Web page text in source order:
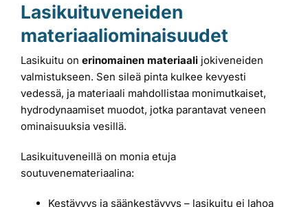
Lasikuituveneiden
materiaaliominaisuudet
Lasikuitu on erinomainen materiaali jokiveneiden
valmistukseen. Sen sileä pinta kulkee kevyesti
vedessä, ja materiaali mahdollistaa monimutkaiset,
hydrodynaamiset muodot, jotka parantavat veneen
ominaisuuksia vesillä.
Lasikuituveneillä on monia etuja
soutuvenemateriaalina:
Kestävyys ja säänkestävyys – lasikuitu ei lahoa